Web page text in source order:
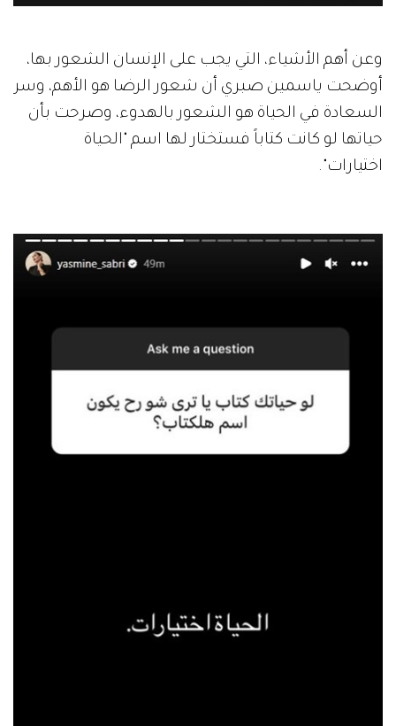
وعن أهم الأشياء، التي يجب على الإنسان الشعور بها،
أوضحت ياسمين صبري أن شعور الرضا هو الأهم، وسر
السعادة في الحياة هو الشعور بالهدوء، وصرحت بأن
حياتها لو كانت كتاباً فستختار لها اسم "الحياة
اختيارات".